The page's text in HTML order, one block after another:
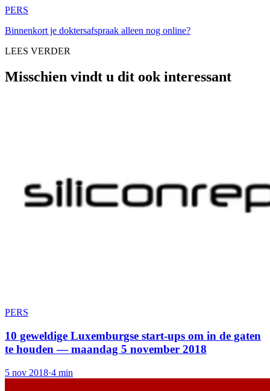
PERS
Binnenkort je doktersafspraak alleen nog online?
LEES VERDER
Misschien vindt u dit ook interessant
PERS
10 geweldige Luxemburgse start-ups om in de gaten
te houden — maandag 5 november 2018
5 nov 2018·4 min